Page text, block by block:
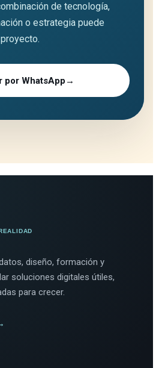
de tecnología,
o estrategia puede
por WhatsApp →
diseño, formación y
soluciones digitales útiles,
para crecer.